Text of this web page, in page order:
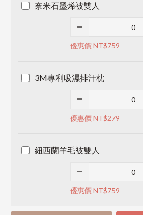
奈米石墨烯被雙人
優惠價 NT$759
3M專利吸濕排汗枕
優惠價 NT$279
紐西蘭羊毛被雙人
優惠價 NT$759